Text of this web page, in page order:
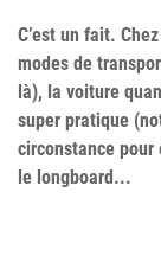
C’est un fait.
modes de
là), la voiture
super pratique
circonstance pour
le longboard...